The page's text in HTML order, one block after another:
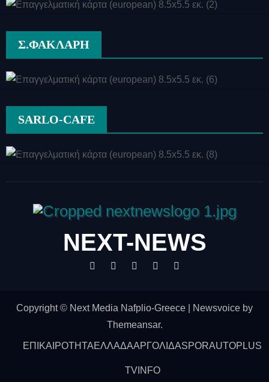
Σ.ΦΑΚΛΑΡΗ
SARLO-CAFE
NEXT-NEWS
Copyright © Next Media Nafplio-Greece Newsvoice by
Themeansar.
ΕΠΙΚΑΙΡΟΤΗΤΑΕΛΛΑΔΑΑΡΓΟΛΙΔΑSPORAUTOPLUS
ΤVINFO